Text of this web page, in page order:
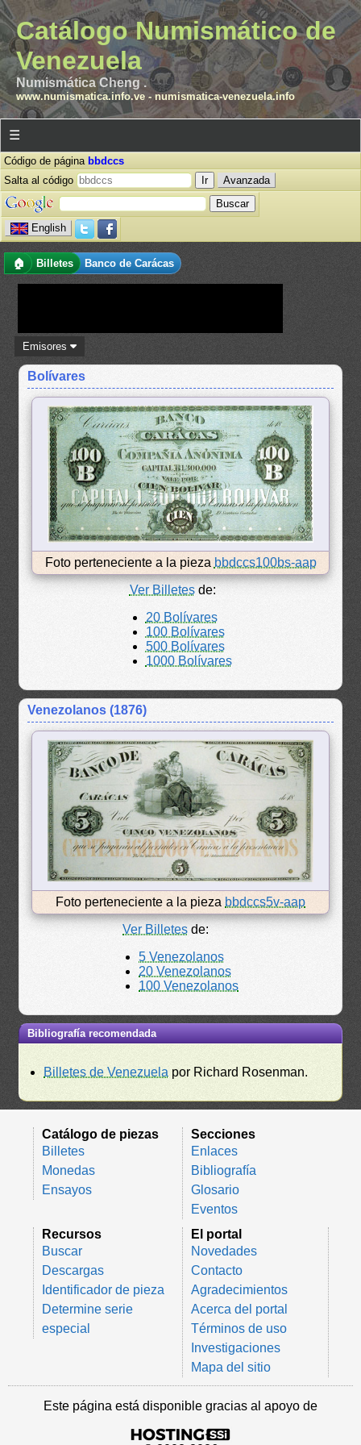
Catálogo Numismático de
Venezuela
Numismática Cheng .
www.numismatica.info.ve- numismatica-venezuela.info
☰
Código de página bbdccs
Salta al código
Avanzada
English
🏠 Billetes Banco de Carácas
Emisores
Bolívares
Foto perteneciente a la pieza bbdccs100bs-aap
Ver Billetesde:
20 Bolívares
100 Bolívares
500 Bolívares
1000 Bolívares
Venezolanos (1876)
Foto perteneciente a la pieza bbdccs5v-aap
Ver Billetes de:
5 Venezolanos
20 Venezolanos
100 Venezolanos
Bibliografía recomendada
Billetes de Venezuela por Richard Rosenman.
Catálogo de piezas
Billetes
Monedas
Ensayos
Secciones
Enlaces
Bibliografía
Glosario
Eventos
Recursos
Buscar
Descargas
Identificador de pieza
Determine serie
especial
El portal
Novedades
Contacto
Agradecimientos
Acerca del portal
Términos de uso
Investigaciones
Mapa del sitio
Este página está disponible gracias al apoyo de